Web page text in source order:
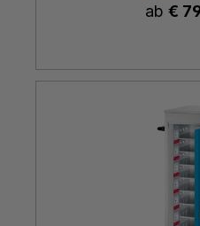
ab €